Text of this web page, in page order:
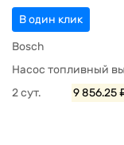
В один клик
Bosch
Насос топливный
2 сут.
9 856.25